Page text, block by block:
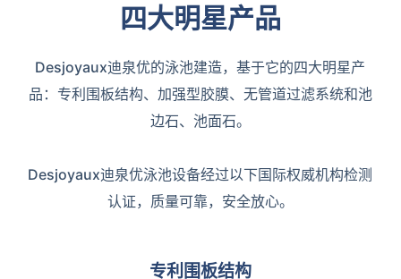
四大明星产品
Desjoyaux迪泉优的泳池建造，基于它的四大明星产
品：专利围板结构、加强型胶膜、无管道过滤系统和池
边石、池面石。
Desjoyaux迪泉优泳池设备经过以下国际权威机构检测
认证，质量可靠，安全放心。
专利围板结构